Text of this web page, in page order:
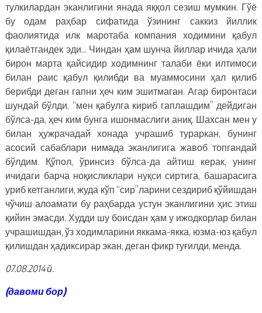
тулкилардан эканлигини янада яққол сезиш мумкин. Гўё
бу одам раҳбар сифатида ўзининг саккиз йиллик
фаолиятида илк маротаба компания ходимини қабул
қилаётгандек эди… Чиндан ҳам шунча йиллар ичида ҳали
бирон марта қайсидир ходимнинг талаби ёки илтимоси
билан раис қабул қилибди ва муаммосини ҳал қилиб
берибди деган гапни ҳеч ким эшитмаган. Агар биронтаси
шундай бўлди, “мен қабулга кириб гаплашдим” дейдиган
бўлса-да, ҳеч ким бунга ишонмаслиги аниқ. Шахсан мен у
билан ҳужрачадай хонада учрашиб тураркан, бунинг
асосий сабаблари нимада эканлигига жавоб топгандай
бўлдим. Қўпол, ўринсиз бўлса-да айтиш керак, унинг
ичидаги барча ноқисликлари нуқси сиртига, башарасига
уриб кетганлиги, жуда кўп “сир”ларини сездириб қўйишдан
чўчиш алоамати бу раҳбарда устун эканлигини ҳис этиш
қийин эмасди. Худди шу боисдан ҳам у ижодкорлар билан
учрашишдан, ўз ходимларини яккама-якка, юзма-юз қабул
қилишдан ҳадиксирар экан, деган фикр туғилди, менда.
07.08.2014 й.
(давоми бор)